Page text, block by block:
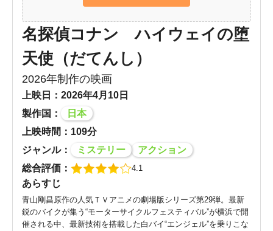
名探偵コナン ハイウェイの堕
天使（だてんし）
2026年制作の映画
上映日：2026年4月10日
製作国：
日本
上映時間：109分
ジャンル：
ミステリー
アクション
総合評価：
4.1
あらすじ
青山剛昌原作の人気ＴＶアニメの劇場版シリーズ第29弾。最新
鋭のバイクが集う“モーターサイクルフェスティバル”が横浜で開
催される中、最新技術を搭載した白バイ“エンジェル”を乗りこな